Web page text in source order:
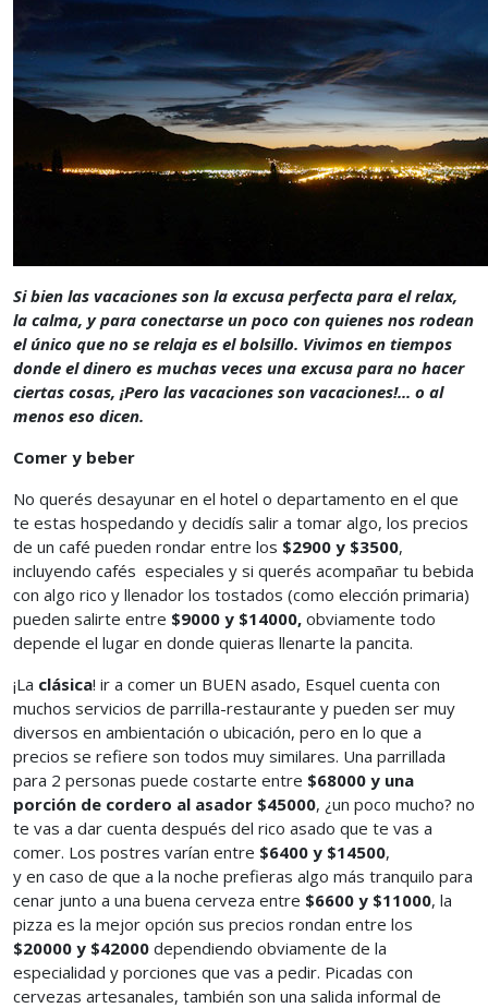
Si bien las vacaciones son la excusa perfecta para el relax,
la calma, y para conectarse un poco con quienes nos rodean
el único que no se relaja es el bolsillo. Vivimos en tiempos
donde el dinero es muchas veces una excusa para no hacer
ciertas cosas, ¡Pero las vacaciones son vacaciones!... o al
menos eso dicen.
Comer y beber
No querés desayunar en el hotel o departamento en el que
te estas hospedando y decidís salir a tomar algo, los precios
de un café pueden rondar entre los $2900 y $3500,
incluyendo cafés especiales y si querés acompañar tu bebida
con algo rico y llenador los tostados (como elección primaria)
pueden salirte entre $9000 y $14000, obviamente todo
depende el lugar en donde quieras llenarte la pancita.
¡La clásica! ir a comer un BUEN asado, Esquel cuenta con
muchos servicios de parrilla-restaurante y pueden ser muy
diversos en ambientación o ubicación, pero en lo que a
precios se refiere son todos muy similares. Una parrillada
para 2 personas puede costarte entre $68000 y una
porción de cordero al asador $45000, ¿un poco mucho? no
te vas a dar cuenta después del rico asado que te vas a
comer. Los postres varían entre $6400 y $14500,
y en caso de que a la noche prefieras algo más tranquilo para
cenar junto a una buena cerveza entre $6600 y $11000, la
pizza es la mejor opción sus precios rondan entre los
$20000 y $42000 dependiendo obviamente de la
especialidad y porciones que vas a pedir. Picadas con
cervezas artesanales, también son una salida informal de